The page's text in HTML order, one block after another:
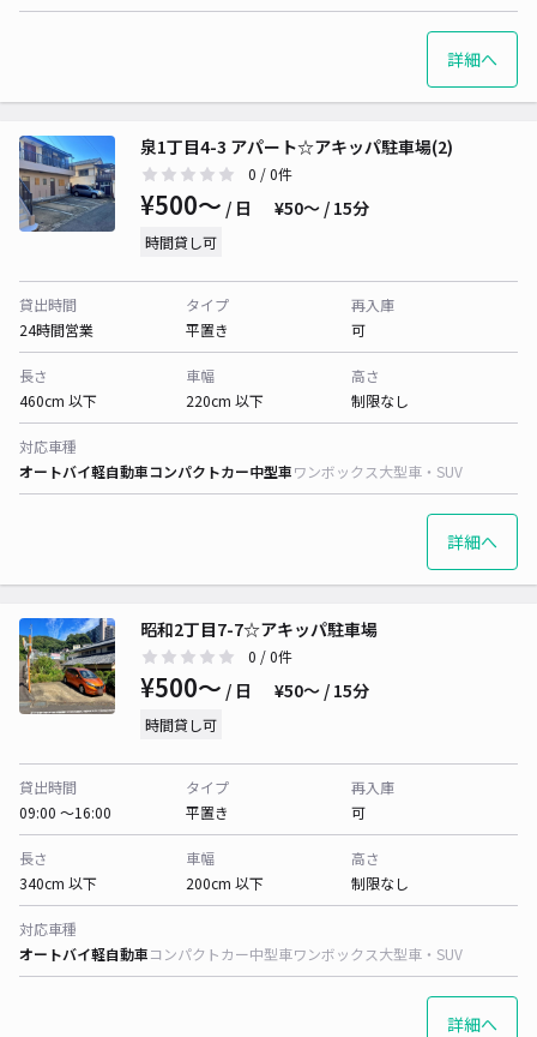
詳細へ
泉1丁目4-3 アパート☆アキッパ駐車場(2)
0 / 0件
¥500〜 / 日 ¥50〜 / 15分
時間貸し可
貸出時間
24時間営業
タイプ
平置き
再入庫
可
長さ
460cm 以下
車幅
220cm 以下
高さ
制限なし
対応車種
オートバイ軽自動車コンパクトカー中型車ワンボックス大型車・SUV
詳細へ
昭和2丁目7-7☆アキッパ駐車場
0 / 0件
¥500〜 / 日 ¥50〜 / 15分
時間貸し可
貸出時間
09:00 〜16:00
タイプ
平置き
再入庫
可
長さ
340cm 以下
車幅
200cm 以下
高さ
制限なし
対応車種
オートバイ軽自動車コンパクトカー中型車ワンボックス大型車・SUV
詳細へ